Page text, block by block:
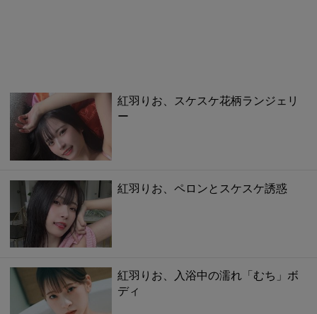
紅羽りお、スケスケ花柄ランジェリ
ー
紅羽りお、ペロンとスケスケ誘惑
紅羽りお、入浴中の濡れ「むち」ボ
ディ